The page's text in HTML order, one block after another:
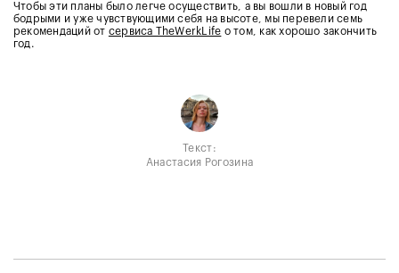
Чтобы эти планы было легче осуществить, а вы вошли в новый год
бодрыми и уже чувствующими себя на высоте, мы перевели семь
рекомендаций от сервиса TheWerkLife о том, как хорошо закончить
год.
Текст:
Анастасия Рогозина